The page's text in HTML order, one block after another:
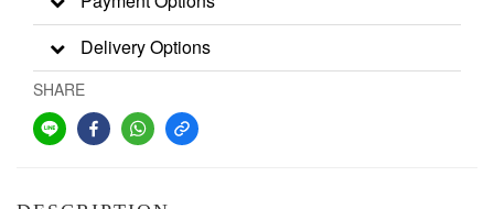
Delivery Options
SHARE